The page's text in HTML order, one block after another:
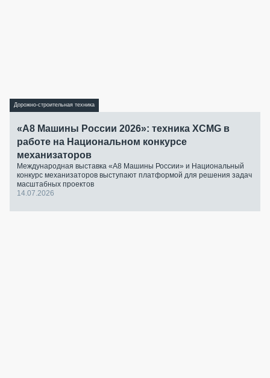
Дорожно-строительная техника
«А8 Машины России 2026»: техника XCMG в
работе на Национальном конкурсе
механизаторов
Международная выставка «А8 Машины России» и Национальный
конкурс механизаторов выступают платформой для решения задач
масштабных проектов
14.07.2026